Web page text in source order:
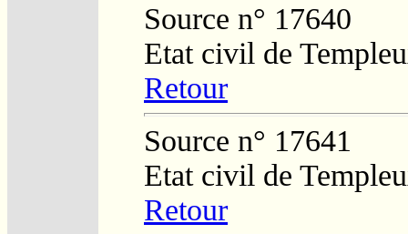
Source n° 17640
Etat civil de
Retour
Source n° 17641
Etat civil de
Retour